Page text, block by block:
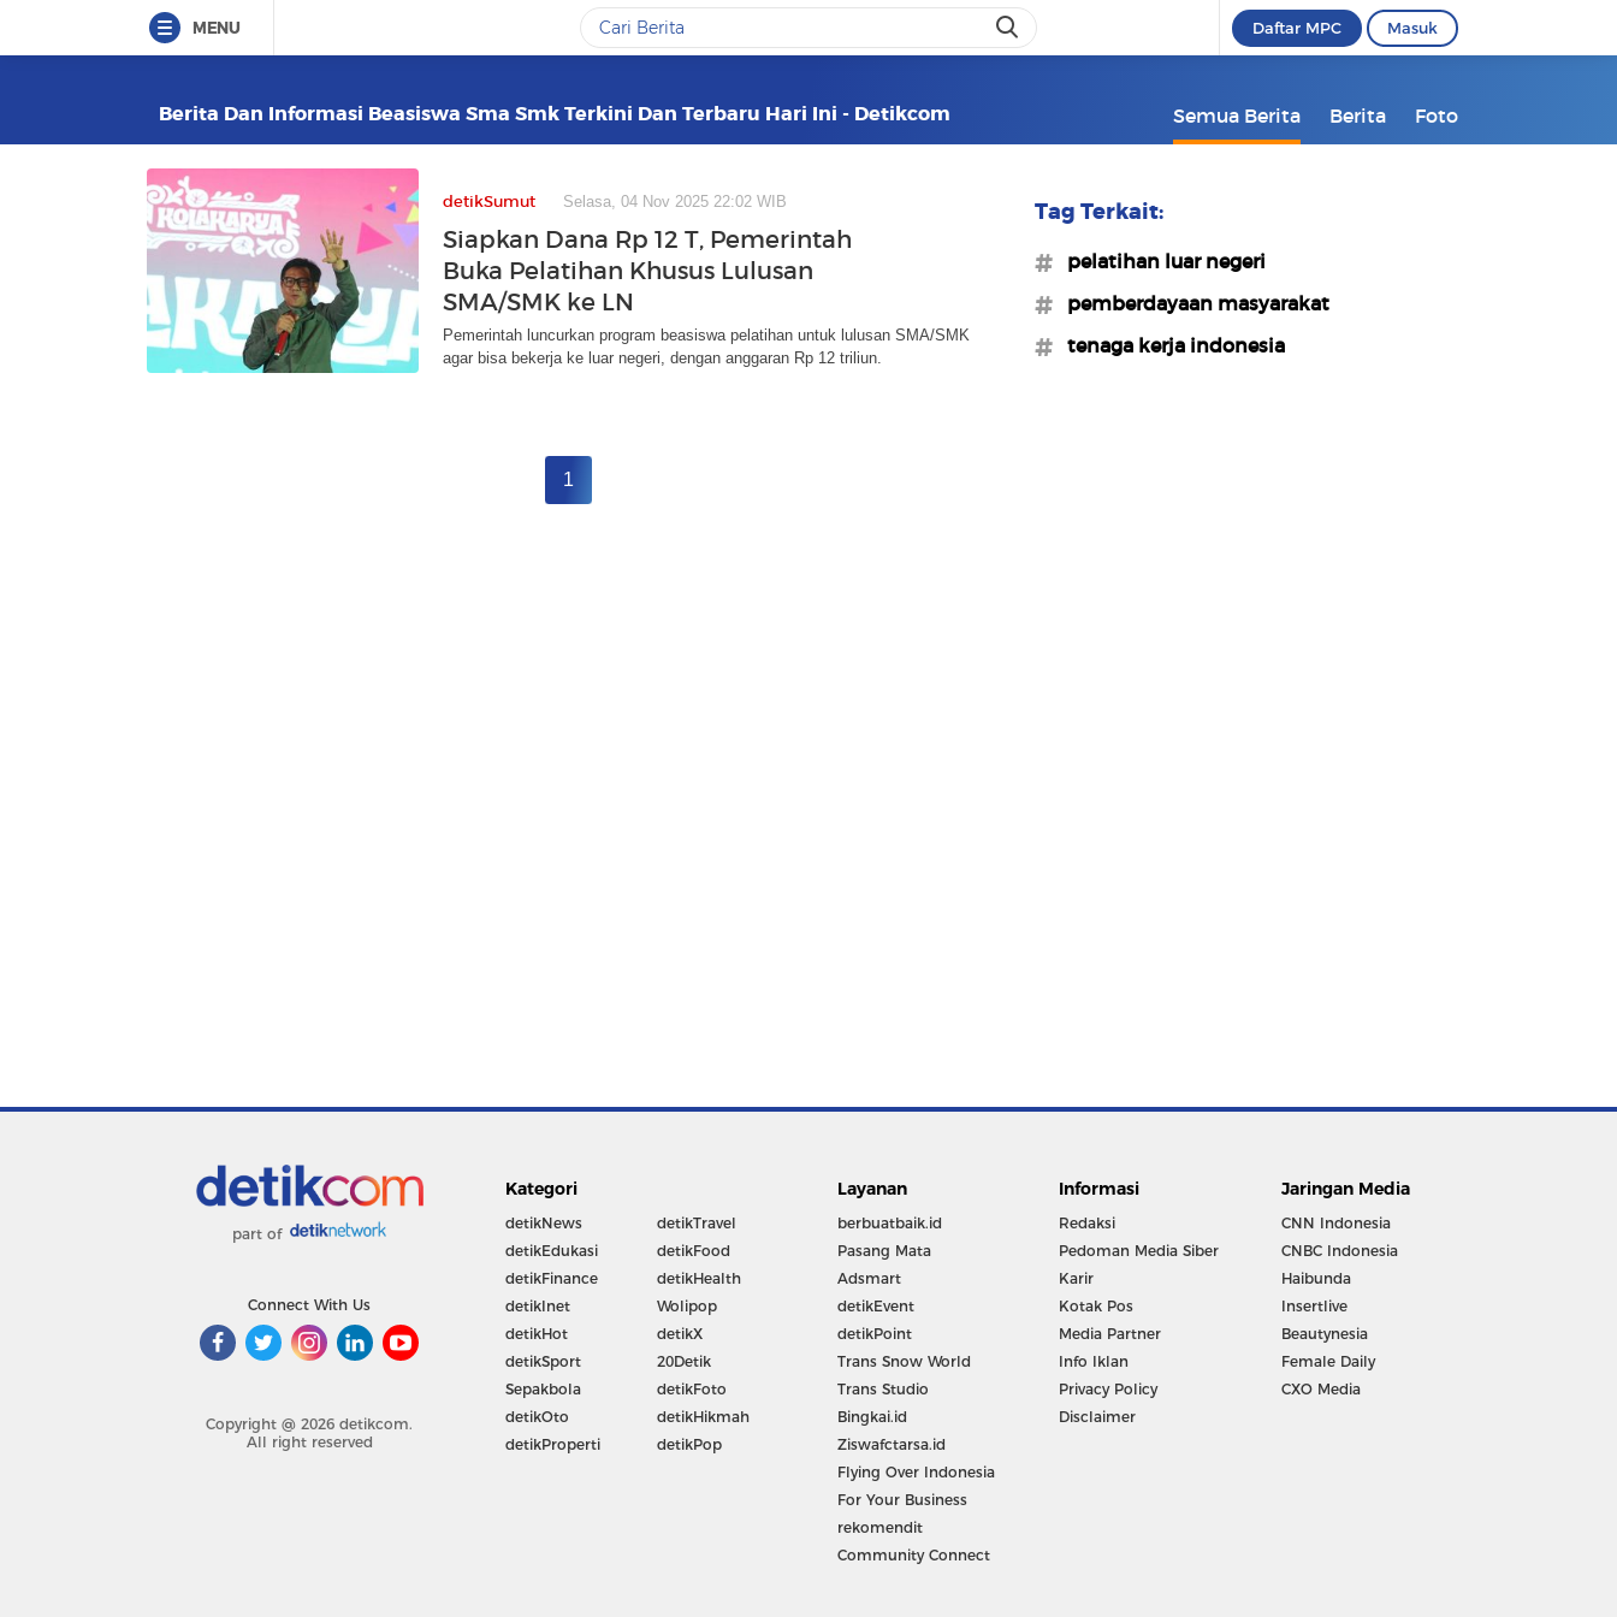
MENU Daftar MPC Masuk
Berita Dan Informasi Beasiswa Sma Smk Terkini Dan Terbaru Hari Ini - Detikcom Semua Berita Berita Foto
detikSumut Selasa, 04 Nov 2025 22:02 WIB
Siapkan Dana Rp 12 T, Pemerintah
Buka Pelatihan Khusus Lulusan
SMA/SMK ke LN
Pemerintah luncurkan program beasiswa pelatihan untuk lulusan SMA/SMK
agar bisa bekerja ke luar negeri, dengan anggaran Rp 12 triliun.
1
Tag Terkait:
#pelatihan luar negeri
#pemberdayaan masyarakat
#tenaga kerja indonesia
part of
Connect With Us
Copyright @ 2026 detikcom.
All right reserved
Kategori
detikNews
detikEdukasi
detikFinance
detikInet
detikHot
detikSport
Sepakbola
detikOto
detikProperti
detikTravel
detikFood
detikHealth
Wolipop
detikX
20Detik
detikFoto
detikHikmah
detikPop
Layanan
berbuatbaik.id
Pasang Mata
Adsmart
detikEvent
detikPoint
Trans Snow World
Trans Studio
Bingkai.id
Ziswafctarsa.id
Flying Over Indonesia
For Your Business
rekomendit
Community Connect
Informasi
Redaksi
Pedoman Media Siber
Karir
Kotak Pos
Media Partner
Info Iklan
Privacy Policy
Disclaimer
Jaringan Media
CNN Indonesia
CNBC Indonesia
Haibunda
Insertlive
Beautynesia
Female Daily
CXO Media